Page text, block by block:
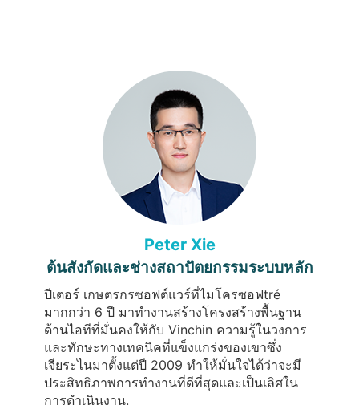
Peter Xie
ต้นสังกัดและช่างสถาปัตยกรรมระบบหลัก
ปีเตอร์ เกษตรกรซอฟต์แวร์ที่ไมโครซอฟtré
มากกว่า 6 ปี มาทำงานสร้างโครงสร้างพื้นฐาน
ด้านไอทีที่มั่นคงให้กับ Vinchin ความรู้ในวงการ
และทักษะทางเทคนิคที่แข็งแกร่งของเขาซึ่ง
เจียระไนมาตั้งแต่ปี 2009 ทำให้มั่นใจได้ว่าจะมี
ประสิทธิภาพการทำงานที่ดีที่สุดและเป็นเลิศใน
การดำเนินงาน.